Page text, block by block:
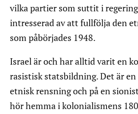
vilka partier som suttit i
intresserad av att fullfölja den
som påbörjades 1948.
Israel är och har alltid varit en
rasistisk statsbildning. Det är en
etnisk rensning och på en
hör hemma i kolonialismens